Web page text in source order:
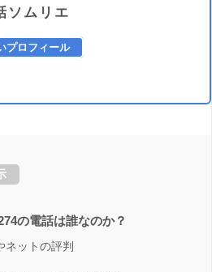
ソムリエ
プロフィール
の電話は誰なのか？
ネットの評判